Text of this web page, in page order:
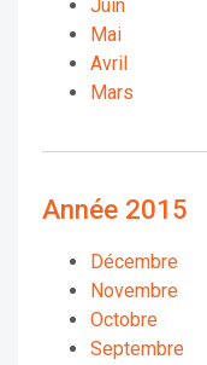
Juin
Mai
Avril
Mars
Année 2015
Décembre
Novembre
Octobre
Septembre